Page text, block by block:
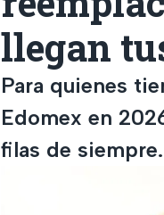
llegan
Para quienes
Edomex en
filas de siempre.